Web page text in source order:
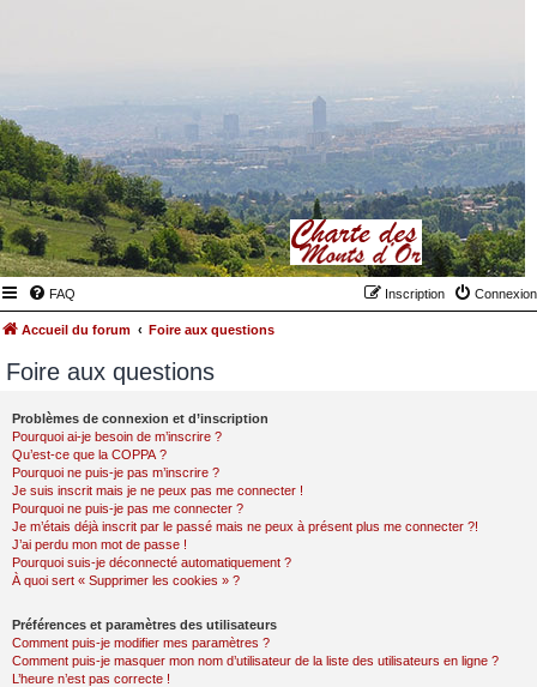
FAQ Connexion
Inscription
Accueil du forum Foire aux questions
Foire aux questions
Problèmes de connexion et d’inscription
Pourquoi ai-je besoin de m’inscrire ?
Qu’est-ce que la COPPA ?
Pourquoi ne puis-je pas m’inscrire ?
Je suis inscrit mais je ne peux pas me connecter !
Pourquoi ne puis-je pas me connecter ?
Je m’étais déjà inscrit par le passé mais ne peux à présent plus me connecter ?!
J’ai perdu mon mot de passe !
Pourquoi suis-je déconnecté automatiquement ?
À quoi sert « Supprimer les cookies » ?
Préférences et paramètres des utilisateurs
Comment puis-je modifier mes paramètres ?
Comment puis-je masquer mon nom d’utilisateur de la liste des utilisateurs en ligne ?
L’heure n’est pas correcte !